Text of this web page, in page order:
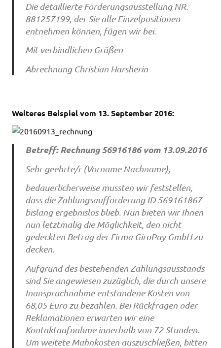
Die detaillierte Forderungsausstellung NR.
881257199, der Sie alle Einzelpositionen
entnehmen können, fügen wir bei.
Mit verbindlichen Grüßen
Abrechnung Christian Harsherin
Weiteres Beispiel vom 13. September 2016:
Betreff: Rechnung 56916186 vom 13.09.2016
Sehr geehrte/r (Vorname Nachname),
bedauerlicherweise mussten wir feststellen,
dass die Zahlungsaufforderung ID 569161867
bislang ergebnislos blieb. Nun bieten wir Ihnen
nun letztmalig die Möglichkeit, den nicht
gedeckten Betrag der Firma GiroPay GmbH zu
decken.
Aufgrund des bestehenden Zahlungsausstands
sind Sie angewiesen zuzüglich, die durch unsere
Inanspruchnahme entstandene Kosten von
68,05 Euro zu bezahlen. Bei Rückfragen oder
Reklamationen erwarten wir eine
Kontaktaufnahme innerhalb von 72 Stunden.
Um weitete Mahnkosten auszuschließen, bitten